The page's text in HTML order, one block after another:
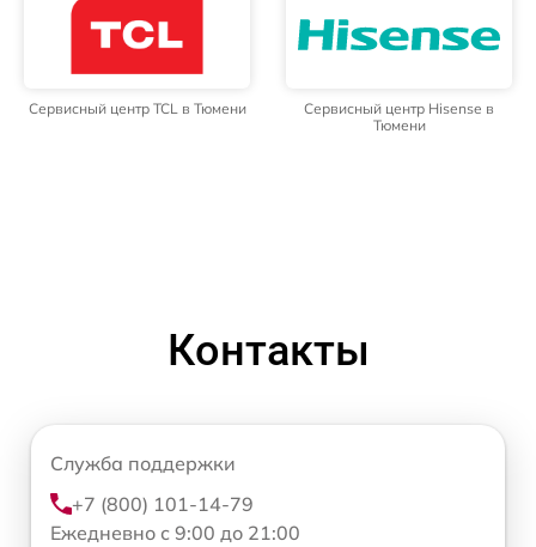
Сервисный центр TCL в Тюмени
Сервисный центр Hisense в
Тюмени
Контакты
Служба поддержки
+7 (800) 101-14-79
Ежедневно с 9:00 до 21:00